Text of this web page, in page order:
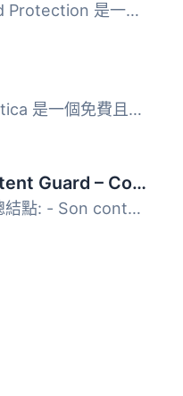
Image License and Protection 是一款由 Pixter.me 驅動的圖...
### 總結：Clicklastica 是一個免費且輕量級的 WordPress 外...
Son Secure Content Guard – Copyright Protection
以下是這篇文章的總結點: - Son content guard 是一個功能強...